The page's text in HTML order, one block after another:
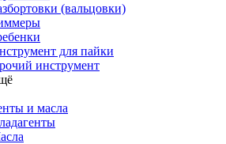
(вальцовки)
для пайки
инструмент
и масла